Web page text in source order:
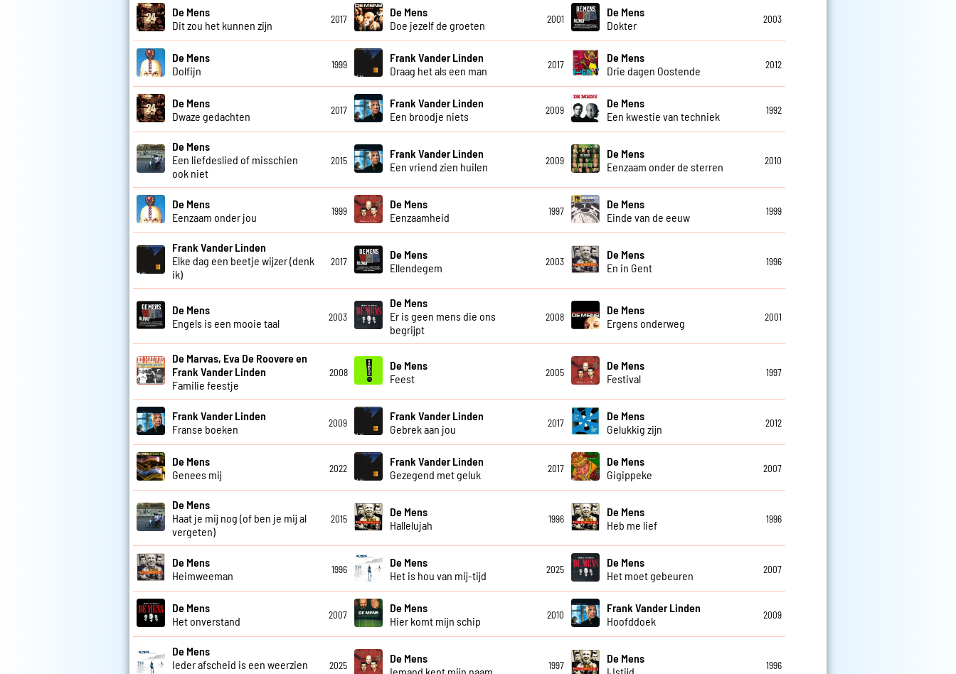
De Mens
Dit zou het kunnen zijn
2017
De Mens
Doe jezelf de groeten
2001
De Mens
Dokter
2003
De Mens
Dolfijn
1999
Frank Vander Linden
Draag het als een man
2017
De Mens
Drie dagen Oostende
2012
De Mens
Dwaze gedachten
2017
Frank Vander Linden
Een broodje niets
2009
De Mens
Een kwestie van techniek
1992
De Mens
Een liefdeslied of misschien
ook niet
2015
Frank Vander Linden
Een vriend zien huilen
2009
De Mens
Eenzaam onder de sterren
2010
De Mens
Eenzaam onder jou
1999
De Mens
Eenzaamheid
1997
De Mens
Einde van de eeuw
1999
Frank Vander Linden
Elke dag een beetje wijzer (denk
ik)
2017
De Mens
Ellendegem
2003
De Mens
En in Gent
1996
De Mens
Engels is een mooie taal
2003
De Mens
Er is geen mens die ons
begrijpt
2008
De Mens
Ergens onderweg
2001
De Marvas, Eva De Roovere en
Frank Vander Linden
Familie feestje
2008
De Mens
Feest
2005
De Mens
Festival
1997
Frank Vander Linden
Franse boeken
2009
Frank Vander Linden
Gebrek aan jou
2017
De Mens
Gelukkig zijn
2012
De Mens
Genees mij
2022
Frank Vander Linden
Gezegend met geluk
2017
De Mens
Gigippeke
2007
De Mens
Haat je mij nog (of ben je mij al
vergeten)
2015
De Mens
Hallelujah
1996
De Mens
Heb me lief
1996
De Mens
Heimweeman
1996
De Mens
Het is hou van mij-tijd
2025
De Mens
Het moet gebeuren
2007
De Mens
Het onverstand
2007
De Mens
Hier komt mijn schip
2010
Frank Vander Linden
Hoofddoek
2009
De Mens
Ieder afscheid is een weerzien
2025
De Mens
1997
De Mens
1996